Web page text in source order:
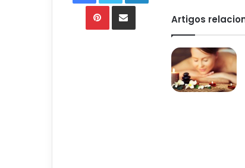
Artigos
PinterestCompartilhar via e-mail